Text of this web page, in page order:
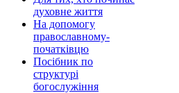
духовне життя
На допомогу
православному-
початківцю
Посібник по
структурі
богослужіння